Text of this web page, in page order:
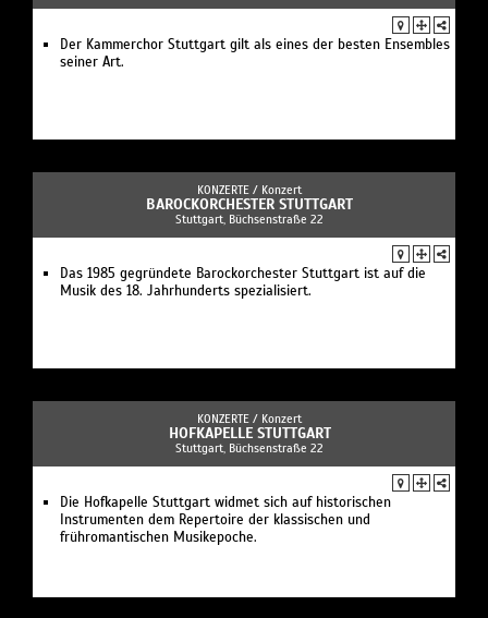
Der Kammerchor Stuttgart gilt als eines der besten Ensembles
seiner Art.
KONZERTE / Konzert
BAROCKORCHESTER STUTTGART
Stuttgart, Büchsenstraße 22
Das 1985 gegründete Barockorchester Stuttgart ist auf die
Musik des 18. Jahrhunderts spezialisiert.
KONZERTE / Konzert
HOFKAPELLE STUTTGART
Stuttgart, Büchsenstraße 22
Die Hofkapelle Stuttgart widmet sich auf historischen
Instrumenten dem Repertoire der klassischen und
frühromantischen Musikepoche.